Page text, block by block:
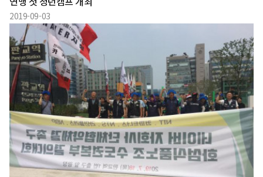
2019-09-03